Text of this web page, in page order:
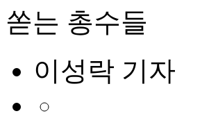
쏟는 총수들
이성락 기자